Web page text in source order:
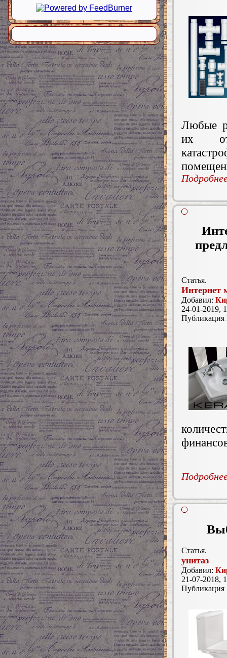
Любые
их
Статья.
Интернет
Добавил:
24-01-2019,
Статья.
унитаз
Добавил:
21-07-2018,